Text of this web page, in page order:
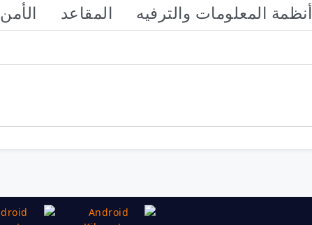
أنظمة المعلومات والترفيه المقاعد